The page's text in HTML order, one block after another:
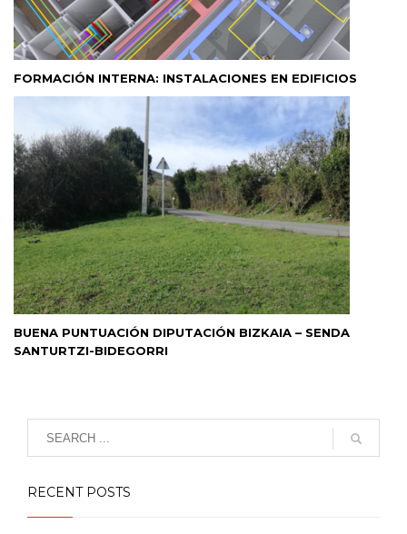
FORMACIÓN INTERNA: INSTALACIONES EN EDIFICIOS
BUENA PUNTUACIÓN DIPUTACIÓN BIZKAIA – SENDA
SANTURTZI-BIDEGORRI
RECENT POSTS